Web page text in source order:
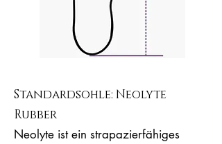
Standardsohle: Neolyte
Rubber
Neolyte ist ein strapazierfähiges